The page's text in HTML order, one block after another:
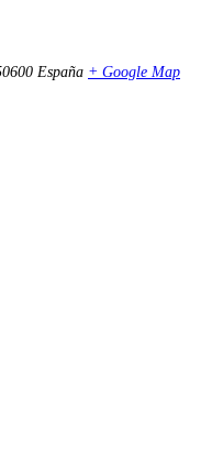
España + Google Map